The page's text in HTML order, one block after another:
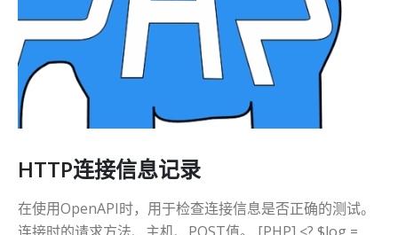
HTTP连接信息记录
在使用OpenAPI时，用于检查连接信息是否正确的测试。